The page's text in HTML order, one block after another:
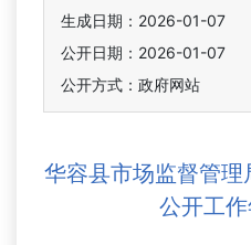
生成日期：2026-01-07
公开日期：2026-01-07
公开方式：政府网站
华容县市场监督管
公开工